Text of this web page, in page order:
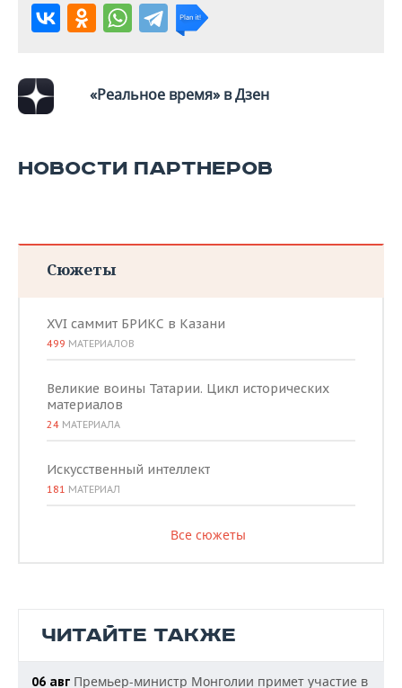
«Реальное время» в Дзен
НОВОСТИ ПАРТНЕРОВ
Сюжеты
XVI саммит БРИКС в Казани
499 МАТЕРИАЛОВ
Великие воины Татарии. Цикл исторических
материалов
24 МАТЕРИАЛА
Искусственный интеллект
181 МАТЕРИАЛ
Все сюжеты
ЧИТАЙТЕ ТАКЖЕ
06 авг Премьер-министр Монголии примет участие в